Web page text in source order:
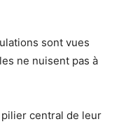
sont vues
ne nuisent pas à
central de leur